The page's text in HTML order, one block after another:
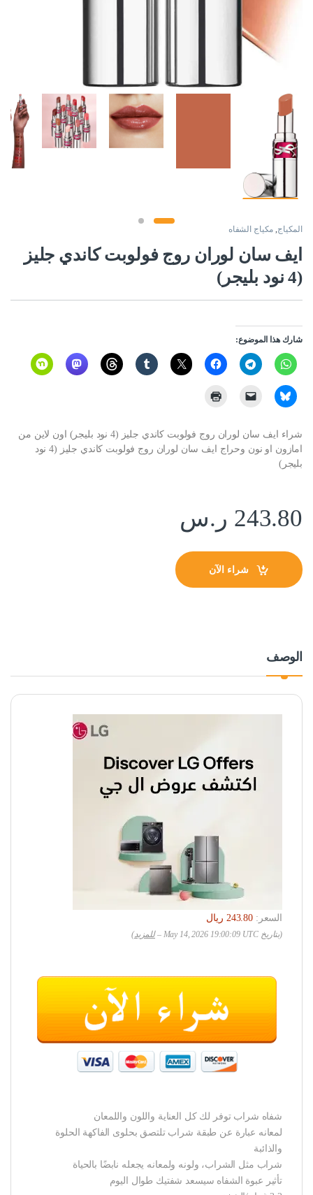
المكياج, مكياج الشفاه
ايف سان لوران روج فولوبت كاندي جليز
(4 نود بليجر)
شارك هذا الموضوع:
شراء ايف سان لوران روج فولوبت كاندي جليز (4 نود بليجر) اون لاين من
امازون او نون وحراج ايف سان لوران روج فولوبت كاندي جليز (4 نود
بليجر)
243.80 ر.س
شراء الآن
الوصف
السعر:
‏243.80 ريال
(بتاريخ May 14, 2026 19:00:09 UTC – للمزيد)
شفاه شراب توفر لك كل العناية واللون واللمعان
لمعانه عبارة عن طبقة شراب تلتصق بحلوى الفاكهة الحلوة
والذائبة
شراب مثل الشراب، ولونه ولمعانه يجعله نابضًا بالحياة
تأثير عبوة الشفاه سيسعد شفتيك طوال اليوم